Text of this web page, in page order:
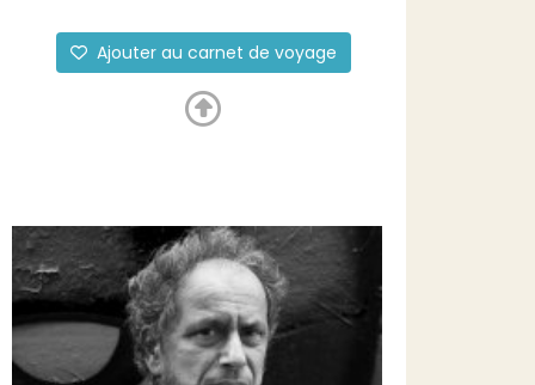
Ajouter au carnet de voyage